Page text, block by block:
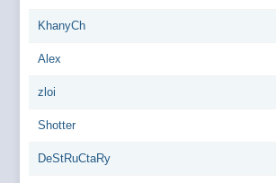
KhanyCh
Alex
zloi
Shotter
DeStRuCtaRy